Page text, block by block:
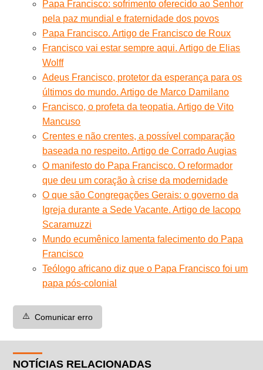
Papa Francisco: sofrimento oferecido ao Senhor
pela paz mundial e fraternidade dos povos
Papa Francisco. Artigo de Francisco de Roux
Francisco vai estar sempre aqui. Artigo de Elias
Wolff
Adeus Francisco, protetor da esperança para os
últimos do mundo. Artigo de Marco Damilano
Francisco, o profeta da teopatia. Artigo de Vito
Mancuso
Crentes e não crentes, a possível comparação
baseada no respeito. Artigo de Corrado Augias
O manifesto do Papa Francisco. O reformador
que deu um coração à crise da modernidade
O que são Congregações Gerais: o governo da
Igreja durante a Sede Vacante. Artigo de Iacopo
Scaramuzzi
Mundo ecumênico lamenta falecimento do Papa
Francisco
Teólogo africano diz que o Papa Francisco foi um
papa pós-colonial
⚠️ Comunicar erro
NOTÍCIAS RELACIONADAS